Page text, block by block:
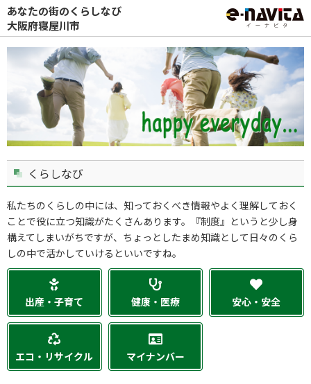
あなたの街のくらしなび
大阪府寝屋川市
くらしなび
私たちのくらしの中には、知っておくべき情報やよく理解しておく
ことで役に立つ知識がたくさんあります。『制度』というと少し身
構えてしまいがちですが、ちょっとしたまめ知識として日々のくら
しの中で活かしていけるといいですね。
出産・子育て 健康・医療 安心・安全
エコ・リサイクル マイナンバー